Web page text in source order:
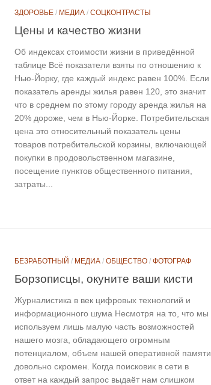
ЗДОРОВЬЕ / МЕДИА / СОЦКОНТРАСТЫ
Цены и качество жизни
Об индексах стоимости жизни в приведённой
таблице Всё показатели взяты по отношению к
Нью-Йорку, где каждый индекс равен 100%. Если
показатель аренды жилья равен 120, это значит
что в среднем по этому городу аренда жилья на
20% дороже, чем в Нью-Йорке. Потребительская
цена это относительный показатель цены
товаров потребительской корзины, включающей
покупки в продовольственном магазине,
посещение пунктов общественного питания,
затраты...
БЕЗРАБОТНЫЙ / МЕДИА / ОБЩЕСТВО / ФОТОГРАФ
Борзописцы, окуните ваши кисти
Журналистика в век цифровых технологий и
информационного шума Несмотря на то, что мы
используем лишь малую часть возможностей
нашего мозга, обладающего огромным
потенциалом, объем нашей оперативной памяти
довольно скромен. Когда поисковик в сети в
ответ на каждый запрос выдаёт нам слишком